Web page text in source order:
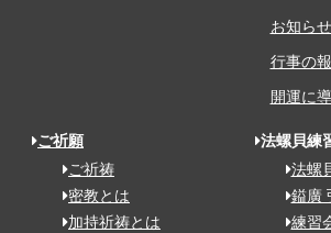
お知ら
行事の
開運に
ご祈願
ご祈祷
密教とは
加持祈祷とは
法螺貝練
法螺
鎰廣
練習